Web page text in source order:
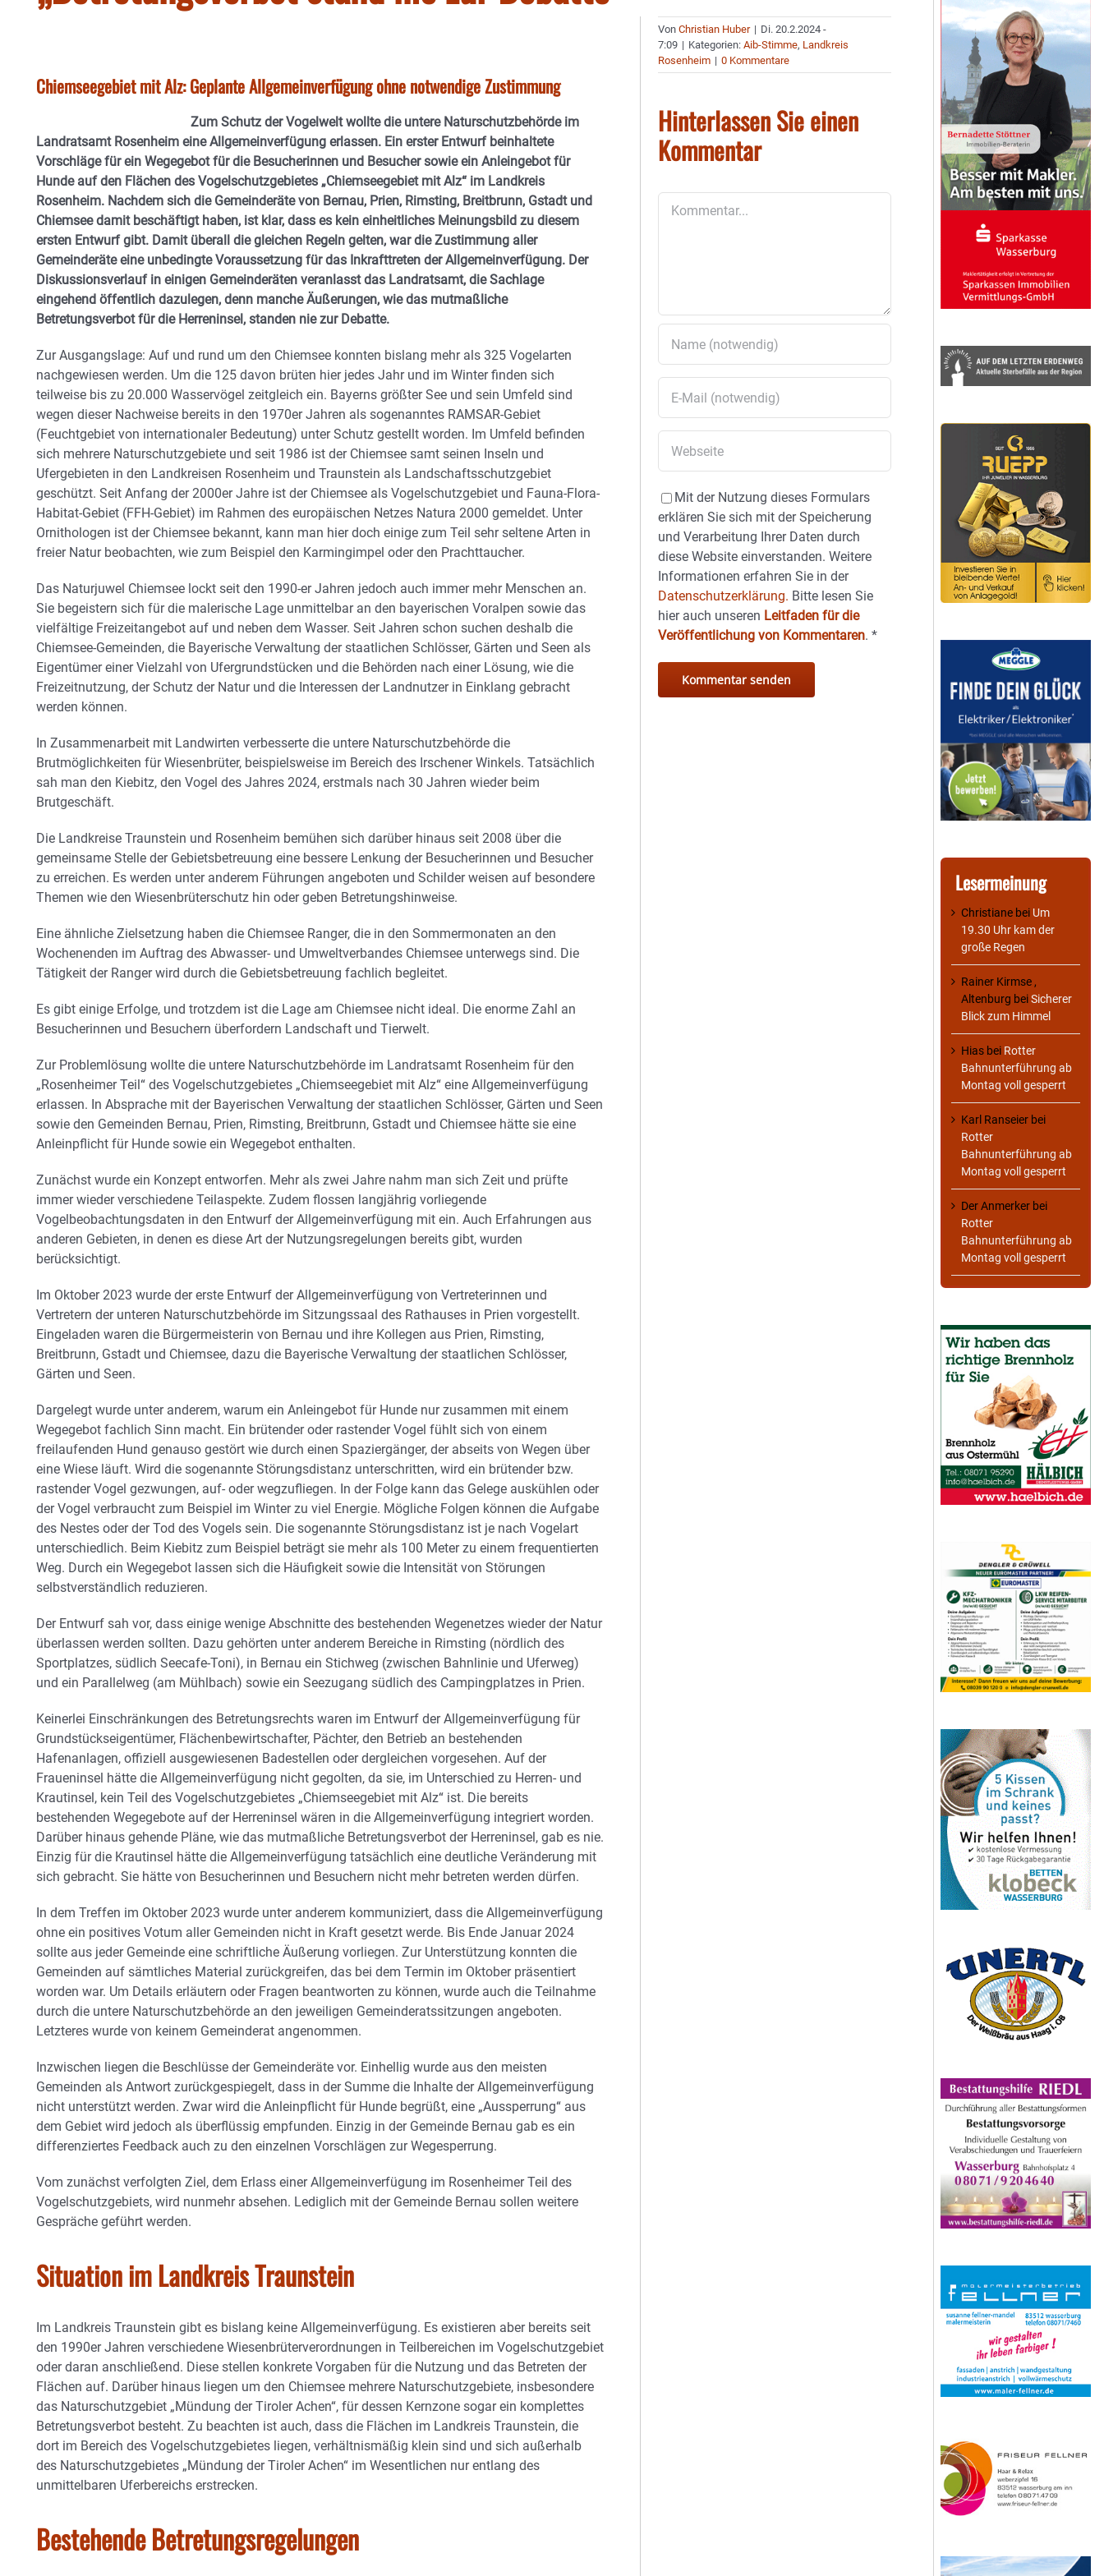
Chiemseegebiet mit Alz: Geplante Allgemeinverfügung ohne notwendige Zustimmung
Zum Schutz der Vogelwelt wollte die untere Naturschutzbehörde im
Landratsamt Rosenheim eine Allgemeinverfügung erlassen. Ein erster Entwurf beinhaltete
Vorschläge für ein Wegegebot für die Besucherinnen und Besucher sowie ein Anleingebot für
Hunde auf den Flächen des Vogelschutzgebietes „Chiemseegebiet mit Alz“ im Landkreis
Rosenheim. Nachdem sich die Gemeinderäte von Bernau, Prien, Rimsting, Breitbrunn, Gstadt und
Chiemsee damit beschäftigt haben, ist klar, dass es kein einheitliches Meinungsbild zu diesem
ersten Entwurf gibt. Damit überall die gleichen Regeln gelten, war die Zustimmung aller
Gemeinderäte eine unbedingte Voraussetzung für das Inkrafttreten der Allgemeinverfügung. Der
Diskussionsverlauf in einigen Gemeinderäten veranlasst das Landratsamt, die Sachlage
eingehend öffentlich dazulegen, denn manche Äußerungen, wie das mutmaßliche
Betretungsverbot für die Herreninsel, standen nie zur Debatte.
Zur Ausgangslage: Auf und rund um den Chiemsee konnten bislang mehr als 325 Vogelarten
nachgewiesen werden. Um die 125 davon brüten hier jedes Jahr und im Winter finden sich
teilweise bis zu 20.000 Wasservögel zeitgleich ein. Bayerns größter See und sein Umfeld sind
wegen dieser Nachweise bereits in den 1970er Jahren als sogenanntes RAMSAR-Gebiet
(Feuchtgebiet von internationaler Bedeutung) unter Schutz gestellt worden. Im Umfeld befinden
sich mehrere Naturschutzgebiete und seit 1986 ist der Chiemsee samt seinen Inseln und
Ufergebieten in den Landkreisen Rosenheim und Traunstein als Landschaftsschutzgebiet
geschützt. Seit Anfang der 2000er Jahre ist der Chiemsee als Vogelschutzgebiet und Fauna-Flora-
Habitat-Gebiet (FFH-Gebiet) im Rahmen des europäischen Netzes Natura 2000 gemeldet. Unter
Ornithologen ist der Chiemsee bekannt, kann man hier doch einige zum Teil sehr seltene Arten in
freier Natur beobachten, wie zum Beispiel den Karmingimpel oder den Prachttaucher.
Das Naturjuwel Chiemsee lockt seit den 1990-er Jahren jedoch auch immer mehr Menschen an.
Sie begeistern sich für die malerische Lage unmittelbar an den bayerischen Voralpen sowie das
vielfältige Freizeitangebot auf und neben dem Wasser. Seit Jahren schon suchen deshalb die
Chiemsee-Gemeinden, die Bayerische Verwaltung der staatlichen Schlösser, Gärten und Seen als
Eigentümer einer Vielzahl von Ufergrundstücken und die Behörden nach einer Lösung, wie die
Freizeitnutzung, der Schutz der Natur und die Interessen der Landnutzer in Einklang gebracht
werden können.
In Zusammenarbeit mit Landwirten verbesserte die untere Naturschutzbehörde die
Brutmöglichkeiten für Wiesenbrüter, beispielsweise im Bereich des Irschener Winkels. Tatsächlich
sah man den Kiebitz, den Vogel des Jahres 2024, erstmals nach 30 Jahren wieder beim
Brutgeschäft.
Die Landkreise Traunstein und Rosenheim bemühen sich darüber hinaus seit 2008 über die
gemeinsame Stelle der Gebietsbetreuung eine bessere Lenkung der Besucherinnen und Besucher
zu erreichen. Es werden unter anderem Führungen angeboten und Schilder weisen auf besondere
Themen wie den Wiesenbrüterschutz hin oder geben Betretungshinweise.
Eine ähnliche Zielsetzung haben die Chiemsee Ranger, die in den Sommermonaten an den
Wochenenden im Auftrag des Abwasser- und Umweltverbandes Chiemsee unterwegs sind. Die
Tätigkeit der Ranger wird durch die Gebietsbetreuung fachlich begleitet.
Es gibt einige Erfolge, und trotzdem ist die Lage am Chiemsee nicht ideal. Die enorme Zahl an
Besucherinnen und Besuchern überfordern Landschaft und Tierwelt.
Zur Problemlösung wollte die untere Naturschutzbehörde im Landratsamt Rosenheim für den
„Rosenheimer Teil“ des Vogelschutzgebietes „Chiemseegebiet mit Alz“ eine Allgemeinverfügung
erlassen. In Absprache mit der Bayerischen Verwaltung der staatlichen Schlösser, Gärten und Seen
sowie den Gemeinden Bernau, Prien, Rimsting, Breitbrunn, Gstadt und Chiemsee hätte sie eine
Anleinpflicht für Hunde sowie ein Wegegebot enthalten.
Zunächst wurde ein Konzept entworfen. Mehr als zwei Jahre nahm man sich Zeit und prüfte
immer wieder verschiedene Teilaspekte. Zudem flossen langjährig vorliegende
Vogelbeobachtungsdaten in den Entwurf der Allgemeinverfügung mit ein. Auch Erfahrungen aus
anderen Gebieten, in denen es diese Art der Nutzungsregelungen bereits gibt, wurden
berücksichtigt.
Im Oktober 2023 wurde der erste Entwurf der Allgemeinverfügung von Vertreterinnen und
Vertretern der unteren Naturschutzbehörde im Sitzungssaal des Rathauses in Prien vorgestellt.
Eingeladen waren die Bürgermeisterin von Bernau und ihre Kollegen aus Prien, Rimsting,
Breitbrunn, Gstadt und Chiemsee, dazu die Bayerische Verwaltung der staatlichen Schlösser,
Gärten und Seen.
Dargelegt wurde unter anderem, warum ein Anleingebot für Hunde nur zusammen mit einem
Wegegebot fachlich Sinn macht. Ein brütender oder rastender Vogel fühlt sich von einem
freilaufenden Hund genauso gestört wie durch einen Spaziergänger, der abseits von Wegen über
eine Wiese läuft. Wird die sogenannte Störungsdistanz unterschritten, wird ein brütender bzw.
rastender Vogel gezwungen, auf- oder wegzufliegen. In der Folge kann das Gelege auskühlen oder
der Vogel verbraucht zum Beispiel im Winter zu viel Energie. Mögliche Folgen können die Aufgabe
des Nestes oder der Tod des Vogels sein. Die sogenannte Störungsdistanz ist je nach Vogelart
unterschiedlich. Beim Kiebitz zum Beispiel beträgt sie mehr als 100 Meter zu einem frequentierten
Weg. Durch ein Wegegebot lassen sich die Häufigkeit sowie die Intensität von Störungen
selbstverständlich reduzieren.
Der Entwurf sah vor, dass einige wenige Abschnitte des bestehenden Wegenetzes wieder der Natur
überlassen werden sollten. Dazu gehörten unter anderem Bereiche in Rimsting (nördlich des
Sportplatzes, südlich Seecafe-Toni), in Bernau ein Stichweg (zwischen Bahnlinie und Uferweg)
und ein Parallelweg (am Mühlbach) sowie ein Seezugang südlich des Campingplatzes in Prien.
Keinerlei Einschränkungen des Betretungsrechts waren im Entwurf der Allgemeinverfügung für
Grundstückseigentümer, Flächenbewirtschafter, Pächter, den Betrieb an bestehenden
Hafenanlagen, offiziell ausgewiesenen Badestellen oder dergleichen vorgesehen. Auf der
Fraueninsel hätte die Allgemeinverfügung nicht gegolten, da sie, im Unterschied zu Herren- und
Krautinsel, kein Teil des Vogelschutzgebietes „Chiemseegebiet mit Alz“ ist. Die bereits
bestehenden Wegegebote auf der Herreninsel wären in die Allgemeinverfügung integriert worden.
Darüber hinaus gehende Pläne, wie das mutmaßliche Betretungsverbot der Herreninsel, gab es nie.
Einzig für die Krautinsel hätte die Allgemeinverfügung tatsächlich eine deutliche Veränderung mit
sich gebracht. Sie hätte von Besucherinnen und Besuchern nicht mehr betreten werden dürfen.
In dem Treffen im Oktober 2023 wurde unter anderem kommuniziert, dass die Allgemeinverfügung
ohne ein positives Votum aller Gemeinden nicht in Kraft gesetzt werde. Bis Ende Januar 2024
sollte aus jeder Gemeinde eine schriftliche Äußerung vorliegen. Zur Unterstützung konnten die
Gemeinden auf sämtliches Material zurückgreifen, das bei dem Termin im Oktober präsentiert
worden war. Um Details erläutern oder Fragen beantworten zu können, wurde auch die Teilnahme
durch die untere Naturschutzbehörde an den jeweiligen Gemeinderatssitzungen angeboten.
Letzteres wurde von keinem Gemeinderat angenommen.
Inzwischen liegen die Beschlüsse der Gemeinderäte vor. Einhellig wurde aus den meisten
Gemeinden als Antwort zurückgespiegelt, dass in der Summe die Inhalte der Allgemeinverfügung
nicht unterstützt werden. Zwar wird die Anleinpflicht für Hunde begrüßt, eine „Aussperrung“ aus
dem Gebiet wird jedoch als überflüssig empfunden. Einzig in der Gemeinde Bernau gab es ein
differenziertes Feedback auch zu den einzelnen Vorschlägen zur Wegesperrung.
Vom zunächst verfolgten Ziel, dem Erlass einer Allgemeinverfügung im Rosenheimer Teil des
Vogelschutzgebiets, wird nunmehr absehen. Lediglich mit der Gemeinde Bernau sollen weitere
Gespräche geführt werden.
Situation im Landkreis Traunstein
Im Landkreis Traunstein gibt es bislang keine Allgemeinverfügung. Es existieren aber bereits seit
den 1990er Jahren verschiedene Wiesenbrüterverordnungen in Teilbereichen im Vogelschutzgebiet
oder daran anschließend. Diese stellen konkrete Vorgaben für die Nutzung und das Betreten der
Flächen auf. Darüber hinaus liegen um den Chiemsee mehrere Naturschutzgebiete, insbesondere
das Naturschutzgebiet „Mündung der Tiroler Achen“, für dessen Kernzone sogar ein komplettes
Betretungsverbot besteht. Zu beachten ist auch, dass die Flächen im Landkreis Traunstein, die
dort im Bereich des Vogelschutzgebietes liegen, verhältnismäßig klein sind und sich außerhalb
des Naturschutzgebietes „Mündung der Tiroler Achen“ im Wesentlichen nur entlang des
unmittelbaren Uferbereichs erstrecken.
Bestehende Betretungsregelungen
VonChristian Huber | Di. 20.2.2024 -
7:09 | Kategorien:Aib-Stimme, Landkreis
Rosenheim | 0 Kommentare
Hinterlassen Sie einen
Kommentar
Mit der Nutzung dieses Formulars
erklären Sie sich mit der Speicherung
und Verarbeitung Ihrer Daten durch
diese Website einverstanden. Weitere
Informationen erfahren Sie in der
Datenschutzerklärung. Bitte lesen Sie
hier auch unseren Leitfaden für die
Veröffentlichung von Kommentaren.*
Lesermeinung
Christiane bei Um
19.30 Uhr kam der
große Regen
Rainer Kirmse ,
Altenburg beiSicherer
Blick zum Himmel
Hias bei Rotter
Bahnunterführung ab
Montag voll gesperrt
Karl Ranseier bei
Rotter
Bahnunterführung ab
Montag voll gesperrt
Der Anmerker bei
Rotter
Bahnunterführung ab
Montag voll gesperrt